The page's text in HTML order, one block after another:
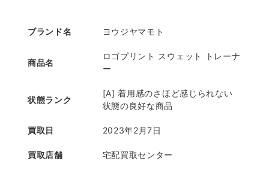
ブランド名 ヨウジヤマモト
商品名
ロゴプリント スウェット トレーナ
ー
状態ランク
[A] 着用感のさほど感じられない
状態の良好な商品
買取日 2023年2月7日
買取店舗 宅配買取センター